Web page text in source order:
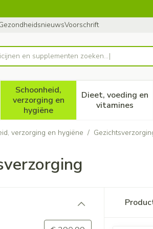
Voorschrift
merk, categorie...
Schoonheid,
verzorging en
hygiëne
Toon submenu voor
Dieet, voeding en
vitamines
Toon
verzorging en hygiëne /